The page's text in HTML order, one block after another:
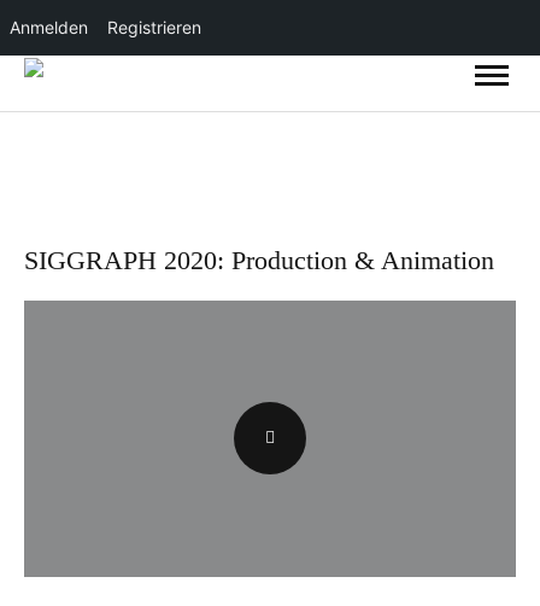
Anmelden Registrieren
SIGGRAPH 2020: Production & Animation